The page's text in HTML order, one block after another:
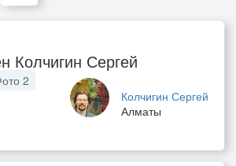
Колчигин Сергей
Колчигин Сергей
Алматы
2